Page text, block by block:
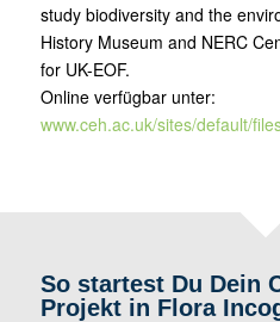
study biodiversity and the
History Museum and NERC
for UK-EOF.
Online verfügbar unter:
www.ceh.ac.uk/sites/default/
So startest Du Dein
Projekt in Flora